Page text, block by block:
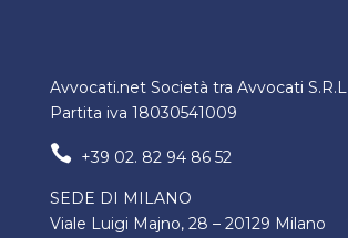
Avvocati.net Società tra Avvocati S.R.L
Partita iva 18030541009
 +39 02. 82 94 86 52
SEDE DI MILANO
Viale Luigi Majno, 28 – 20129 Milano